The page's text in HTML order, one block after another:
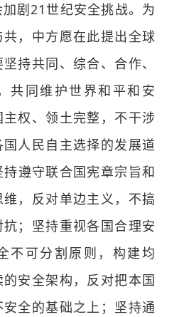
剧21世纪安全挑战。为
，中方愿在此提出全球
持共同、综合、合作、
共同维护世界和平和安
权、领土完整，不干涉
人民自主选择的发展道
遵守联合国宪章宗旨和
，反对单边主义，不搞
；坚持重视各国合理安
不可分割原则，构建均
安全架构，反对把本国
全的基础之上；坚持通